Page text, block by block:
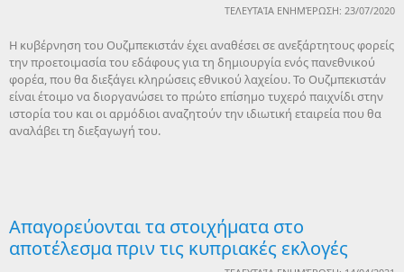
ΤΕΛΕΥΤΑΊΑ ΕΝΗΜΈΡΩΣΗ: 23/07/2020
Η κυβέρνηση του Ουζμπεκιστάν έχει αναθέσει σε ανεξάρτητους φορείς
την προετοιμασία του εδάφους για τη δημιουργία ενός πανεθνικού
φορέα, που θα διεξάγει κληρώσεις εθνικού λαχείου. Το Ουζμπεκιστάν
είναι έτοιμο να διοργανώσει το πρώτο επίσημο τυχερό παιχνίδι στην
ιστορία του και οι αρμόδιοι αναζητούν την ιδιωτική εταιρεία που θα
αναλάβει τη διεξαγωγή του.
Απαγορεύονται τα στοιχήματα στο
αποτέλεσμα πριν τις κυπριακές εκλογές